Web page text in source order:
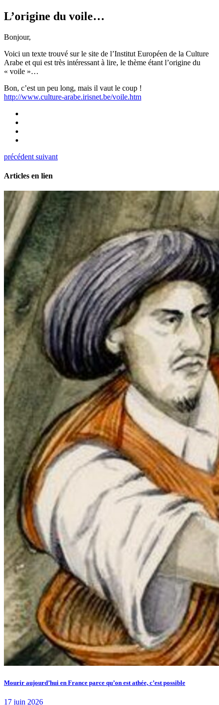
L’origine du voile…
Bonjour,
Voici un texte trouvé sur le site de l’Institut Européen de la Culture
Arabe et qui est très intéressant à lire, le thème étant l’origine du
« voile »…
Bon, c’est un peu long, mais il vaut le coup !
http://www.culture-arabe.irisnet.be/voile.htm
précédent suivant
Articles en lien
Mourir aujourd’hui en France parce qu’on est athée, c’est possible
17 juin 2026